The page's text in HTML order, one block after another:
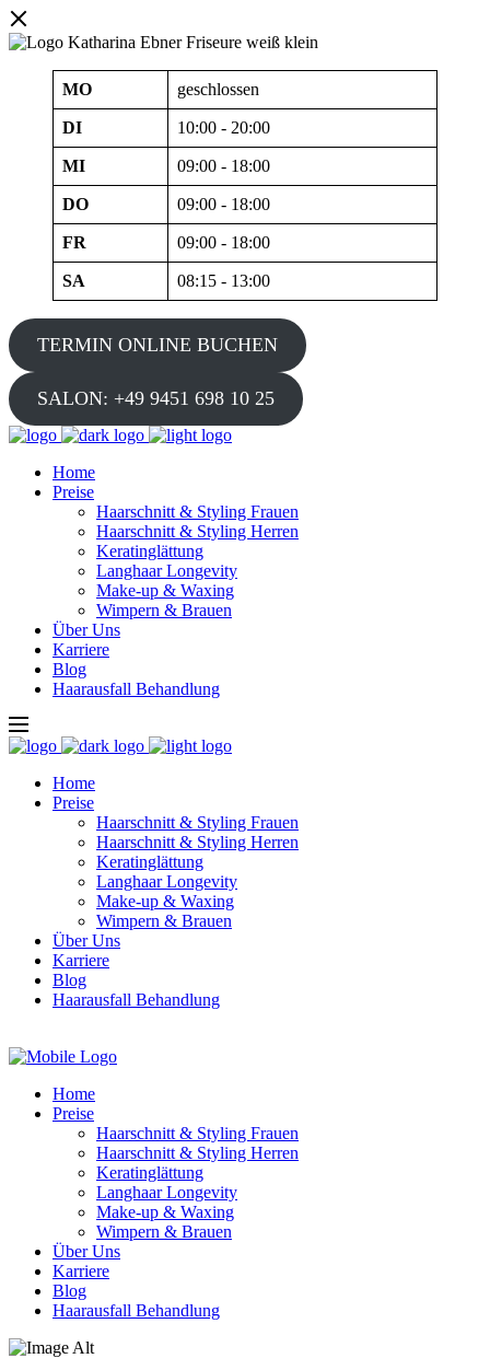
MO geschlossen
DI 10:00 - 20:00
MI 09:00 - 18:00
DO 09:00 - 18:00
FR 09:00 - 18:00
SA 08:15 - 13:00
TERMIN ONLINE BUCHEN
SALON: +49 9451 698 10 25
Home
Preise
Haarschnitt & Styling Frauen
Haarschnitt & Styling Herren
Keratinglättung
Langhaar Longevity
Make-up & Waxing
Wimpern & Brauen
Über Uns
Karriere
Blog
Haarausfall Behandlung
Home
Preise
Haarschnitt & Styling Frauen
Haarschnitt & Styling Herren
Keratinglättung
Langhaar Longevity
Make-up & Waxing
Wimpern & Brauen
Über Uns
Karriere
Blog
Haarausfall Behandlung
Home
Preise
Haarschnitt & Styling Frauen
Haarschnitt & Styling Herren
Keratinglättung
Langhaar Longevity
Make-up & Waxing
Wimpern & Brauen
Über Uns
Karriere
Blog
Haarausfall Behandlung